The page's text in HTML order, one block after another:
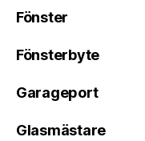
Fönster
Fönsterbyte
Garageport
Glasmästare